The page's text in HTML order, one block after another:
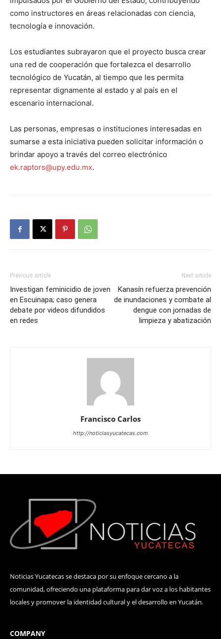
como instructores en áreas relacionadas con ciencia,
tecnología e innovación.
Los estudiantes subrayaron que el proyecto busca crear
una red de cooperación que fortalezca el desarrollo
tecnológico de Yucatán, al tiempo que les permita
representar dignamente al estado y al país en el
escenario internacional.
Las personas, empresas o instituciones interesadas en
sumarse a esta iniciativa pueden solicitar información o
brindar apoyo a través del correo electrónico
ek.raptors@upy.edu.mx.
Previous article
Investigan feminicidio de joven
en Escuinapa; caso genera
debate por videos difundidos
en redes
Next article
Kanasín refuerza prevención
de inundaciones y combate al
dengue con jornadas de
limpieza y abatización
Francisco Carlos
http://noticiasyucatecas.com
Noticias Yucatecas se destaca por su enfoque cercano a la
comunidad, ofreciendo una plataforma para dar voz a los habitantes
locales y promover la identidad cultural y el desarrollo en Yucatán.
COMPANY